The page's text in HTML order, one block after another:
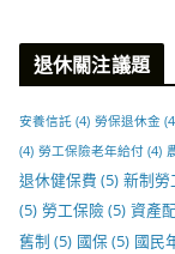
退休關注議題
安養信託 (4) 勞保退休金
(4) 勞工保險老年給付 (4)
退休健保費 (5) 新制勞
(5) 勞工保險 (5) 資產
舊制 (5) 國保(5) 國民